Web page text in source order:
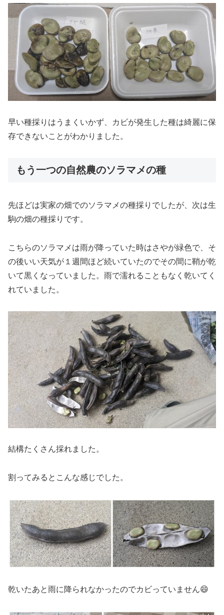
早い種採りはうまくいかず、カビが発生した種は綺麗に保
存できないことがわかりました。
もう一つの自然農のソラマメの種
先ほどは実家の畑でのソラマメの種採りでしたが、次は生
駒の畑の種採りです。
こちらのソラマメは雨が降っていた時はさやが緑色で、そ
の後いい天気が１週間ほど続いていたのでその間に鞘が乾
いて黒くなっていました。雨で濡れることもなく乾いてく
れていました。
結構たくさん採れました。
割ってみるとこんな感じでした。
乾いたあと雨に降られなかったのでカビっていません😄